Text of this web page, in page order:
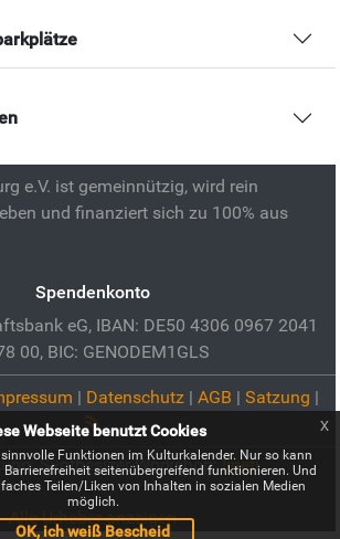
e.V. ist gemeinnützig, wird rein
und finanziert sich zu 100% aus
Spendenkonto
eG, IBAN: DE50 4306 0967 2041
00, BIC: GENODEM1GLS
| Datenschutz| AGB | Satzung |
Synthesizer Workshop:ligeti
Alle Urheber anzeigen
Webseite benutzt Cookies
Funktionen im Kulturkalender. Nur so kann
seitenübergreifend funktionieren. Und
Teilen/Liken von Inhalten in sozialen Medien
möglich.
OK, ich weiß Bescheid
x